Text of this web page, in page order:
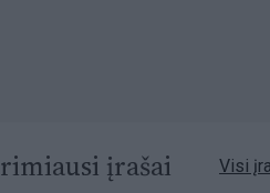
įrašai Visi